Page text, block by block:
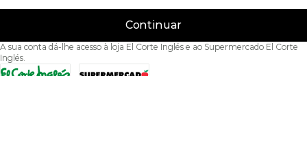
Continuar
A sua conta dá-lhe acesso à loja El Corte Inglés e ao Supermercado El Corte
Inglés.